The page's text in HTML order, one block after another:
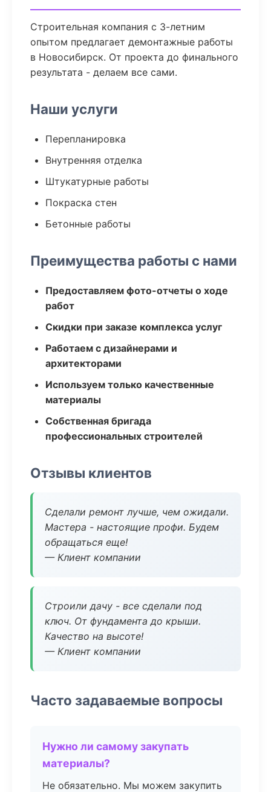
Строительная компания с 3-летним
опытом предлагает демонтажные работы
в Новосибирск. От проекта до финального
результата - делаем все сами.
Наши услуги
Перепланировка
Внутренняя отделка
Штукатурные работы
Покраска стен
Бетонные работы
Преимущества работы с нами
Предоставляем фото-отчеты о ходе
работ
Скидки при заказе комплекса услуг
Работаем с дизайнерами и
архитекторами
Используем только качественные
материалы
Собственная бригада
профессиональных строителей
Отзывы клиентов
Сделали ремонт лучше, чем ожидали.
Мастера - настоящие профи. Будем
обращаться еще!
— Клиент компании
Строили дачу - все сделали под
ключ. От фундамента до крыши.
Качество на высоте!
— Клиент компании
Часто задаваемые вопросы
Нужно ли самому закупать
материалы?
Не обязательно. Мы можем закупить